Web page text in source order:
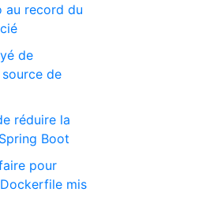
au record du
de
de
réduire la
Boot
pour
mis